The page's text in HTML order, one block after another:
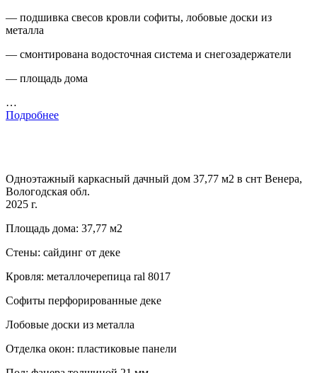
— подшивка свесов кровли софиты, лобовые доски из
металла
— смонтирована водосточная система и снегозадержатели
— площадь дома
…
Подробнее
Одноэтажный каркасный дачный дом 37,77 м2 в снт Венера,
Вологодская обл.
2025 г.
Площадь дома: 37,77 м2
Стены: сайдинг от деке
Кровля: металлочерепица ral 8017
Софиты перфорированные деке
Лобовые доски из металла
Отделка окон: пластиковые панели